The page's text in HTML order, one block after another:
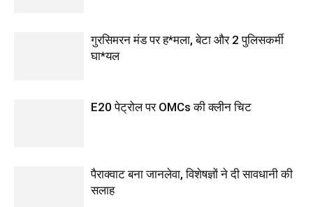
गुरसिमरन मंड पर ह*मला, बेटा और 2 पुलिसकर्मी
घा*यल
E20 पेट्रोल पर OMCs की क्लीन चिट
पैराक्वाट बना जानलेवा, विशेषज्ञों ने दी सावधानी की
सलाह